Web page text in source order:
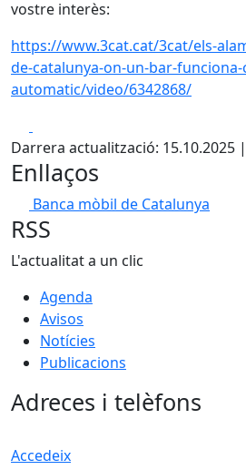
vostre interès:
https://www.3cat.cat/3cat/els-
de-catalunya-on-un-bar-funciona-
automatic/video/6342868/
Darrera actualització: 15.10.2025
Enllaços
Banca mòbil de Catalunya
RSS
L'actualitat a un clic
Agenda
Avisos
Notícies
Publicacions
Adreces i telèfons
Accedeix